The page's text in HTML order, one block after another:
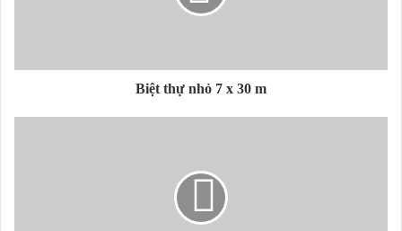
tư vấn thiết kế
Biệt thự nhỏ 7 x 30 m